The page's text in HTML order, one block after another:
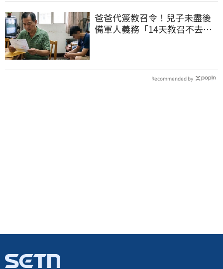
爸爸代簽教召令！兒子未盡後
備軍人義務「14天教召不去」
Recommended by